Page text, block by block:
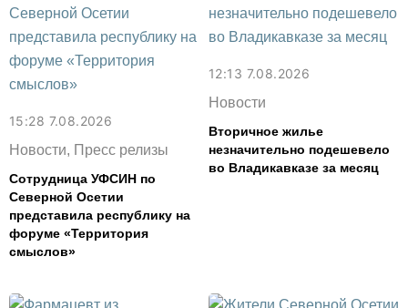
15:28 7.08.2026
Новости, Пресс релизы
Сотрудница УФСИН по
Северной Осетии
представила республику на
форуме «Территория
смыслов»
12:13 7.08.2026
Новости
Вторичное жилье
незначительно подешевело
во Владикавказе за месяц